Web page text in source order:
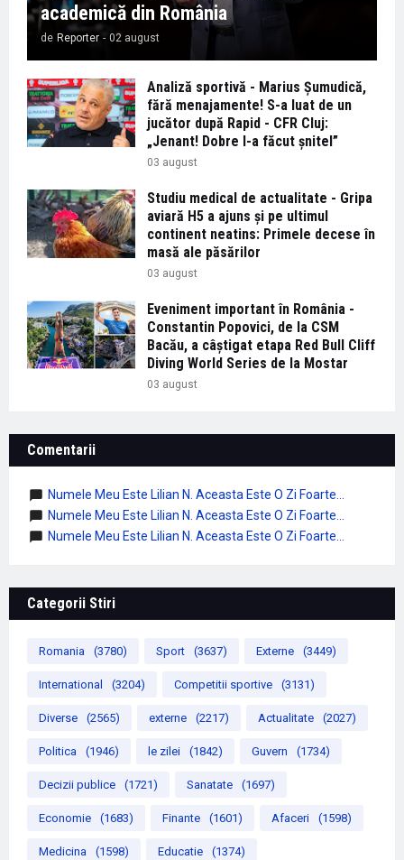
academică din România
de Reporter - 02 august
Analiză sportivă - Marius Șumudică,
fără menajamente! S-a luat de un
jucător după Rapid - CFR Cluj:
„Jenant! Dobre l-a făcut șnitel”
03 august
Studiu medical de actualitate - Gripa
aviară H5 a ajuns și pe ultimul
continent neatins: Primele decese în
masă ale păsărilor
03 august
Eveniment important în România -
Constantin Popovici, de la CSM
Bacău, a câștigat etapa Red Bull Cliff
Diving World Series de la Mostar
03 august
Comentarii
Numele Meu Este Lilian N. Aceasta Este O Zi Foarte...
Numele Meu Este Lilian N. Aceasta Este O Zi Foarte...
Numele Meu Este Lilian N. Aceasta Este O Zi Foarte...
Categorii Stiri
Romania (3780) Sport (3637) Externe (3449)
International (3204) Competitii sportive (3131)
Diverse (2565) externe (2217) Actualitate (2027)
Politica (1946) le zilei (1842) Guvern (1734)
Decizii publice (1721) Sanatate (1697)
Economie (1683) Finante (1601) Afaceri (1598)
Medicina (1598) Educatie (1374)